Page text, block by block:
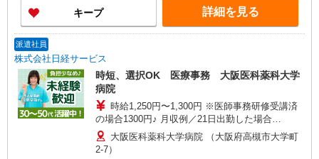
キープ 詳細を見る
派遣社員
株式会社日経サービス
時短、選択OK 医療事務 大阪医科薬科大学
病院
時給1,250円〜1,300円 ※医師事務研修受講済
の場合1300円♪ 月収例／21日出勤した場合
①164,063円/月（時給1,250円×実働6.25H×21日）
②185,850円/月（時給1,250円×実働7.08H×21日）
大阪医科薬科大学病院 （大阪府高槻市大学町
2-7）